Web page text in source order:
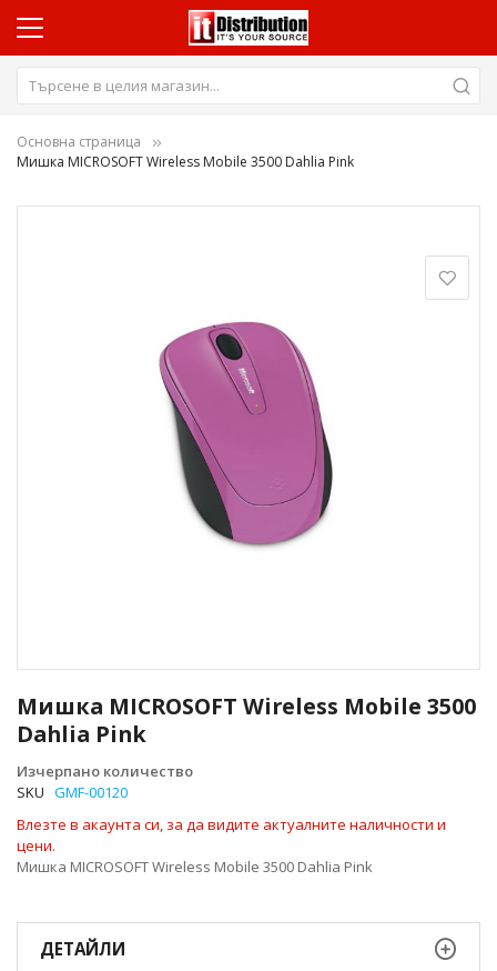
Основна страница
Мишка MICROSOFT Wireless Mobile 3500 Dahlia Pink
Мишка MICROSOFT Wireless Mobile 3500
Dahlia Pink
Изчерпано количество
SKU GMF-00120
Влезте в акаунта си, за да видите актуалните наличности и
цени.
Мишка MICROSOFT Wireless Mobile 3500 Dahlia Pink
към
началото
на
галерия
със
ДЕТАЙЛИ